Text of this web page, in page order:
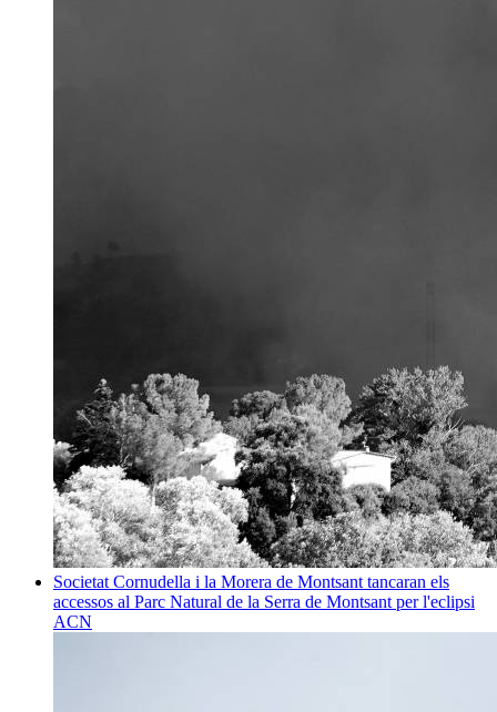
Societat Cornudella i la Morera de Montsant tancaran els
accessos al Parc Natural de la Serra de Montsant per l'eclipsi
ACN